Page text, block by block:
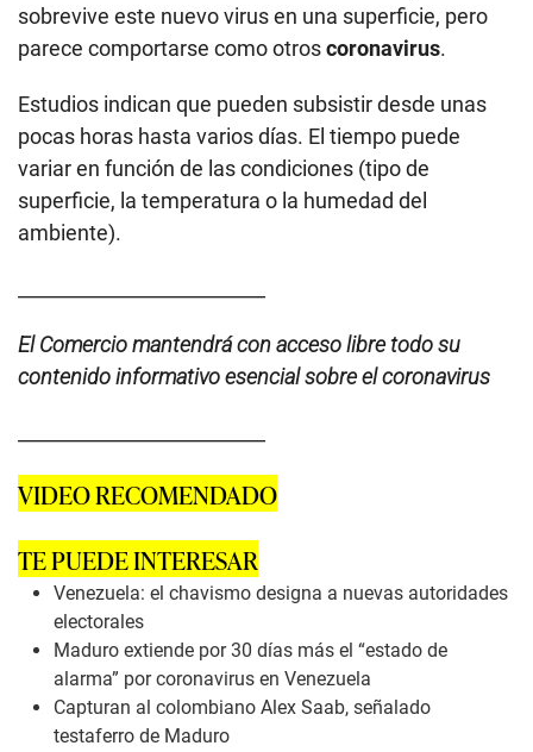
sobrevive este nuevo virus en una superficie, pero
parece comportarse como otroscoronavirus.
Estudios indican que pueden subsistir desde unas
pocas horas hasta varios días. El tiempo puede
variar en función de las condiciones (tipo de
superficie, la temperatura o la humedad del
ambiente).
El Comercio mantendrá con acceso libre todo su
contenido informativo esencial sobre el coronavirus
VIDEO RECOMENDADO
TE PUEDE INTERESAR
Venezuela: el chavismo designa a nuevas autoridades
electorales
Maduro extiende por 30 días más el “estado de
alarma” por coronavirus en Venezuela
Capturan al colombiano Alex Saab, señalado
testaferro de Maduro